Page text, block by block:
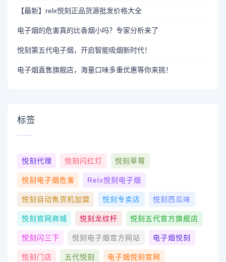
【最新】relx悦刻正品货源批发价格大全
电子烟的危害真的比香烟小吗？专家分析来了
悦刻第五代电子烟，开启智能吸烟新时代！
电子烟直售旗舰店，海量口味多重优惠等你来挑！
标签
悦刻代理 悦刻闪红灯 悦刻草莓
悦刻电子烟危害 Relx悦刻电子烟
悦刻自动售货机加盟 悦刻专卖店 悦刻西瓜味
悦刻官网商城 悦刻龙纹杆 悦刻五代官方旗舰店
悦刻闪三下 悦刻电子烟官方网站 电子烟悦刻
悦刻门店 五代悦刻 电子烟悦刻官网